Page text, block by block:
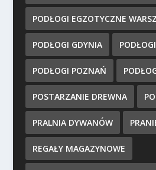
PODŁOGI EGZOTYCZNE
PODŁOGI GDYNIA
PODŁOGI POZNAŃ
POSTARZANIE DREWNA
PRALNIA DYWANÓW
REGAŁY MAGAZYNOWE